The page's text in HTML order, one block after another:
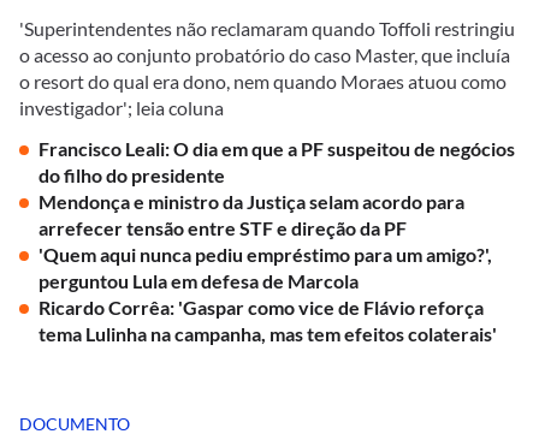
'Superintendentes não reclamaram quando Toffoli restringiu
o acesso ao conjunto probatório do caso Master, que incluía
o resort do qual era dono, nem quando Moraes atuou como
investigador'; leia coluna
Francisco Leali: O dia em que a PF suspeitou de negócios
do filho do presidente
Mendonça e ministro da Justiça selam acordo para
arrefecer tensão entre STF e direção da PF
'Quem aqui nunca pediu empréstimo para um amigo?',
perguntou Lula em defesa de Marcola
Ricardo Corrêa: 'Gaspar como vice de Flávio reforça
tema Lulinha na campanha, mas tem efeitos colaterais'
DOCUMENTO